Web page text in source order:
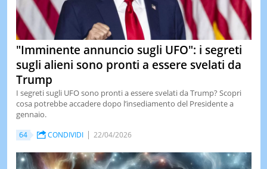
"Imminente annuncio sugli UFO": i segreti
sugli alieni sono pronti a essere svelati da
Trump
I segreti sugli UFO sono pronti a essere svelati da Trump? Scopri
cosa potrebbe accadere dopo l’insediamento del Presidente a
gennaio.
64 CONDIVIDI 22/04/2026